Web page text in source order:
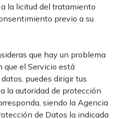
la licitud del tratamiento
previo a su
que hay un problema
que el Servicio está
puedes dirigir tus
la autoridad de protección
siendo la Agencia
de Datos la indicada